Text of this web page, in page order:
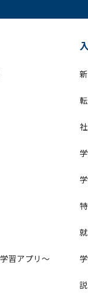
習アプリ～